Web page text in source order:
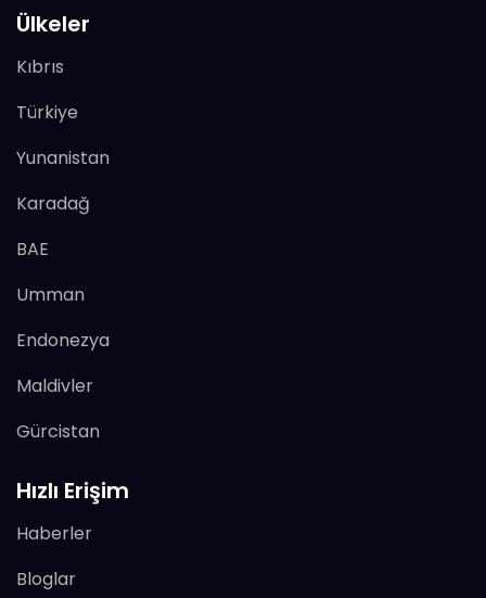
Ülkeler
Kıbrıs
Türkiye
Yunanistan
Karadağ
BAE
Umman
Endonezya
Maldivler
Gürcistan
Hızlı Erişim
Haberler
Bloglar